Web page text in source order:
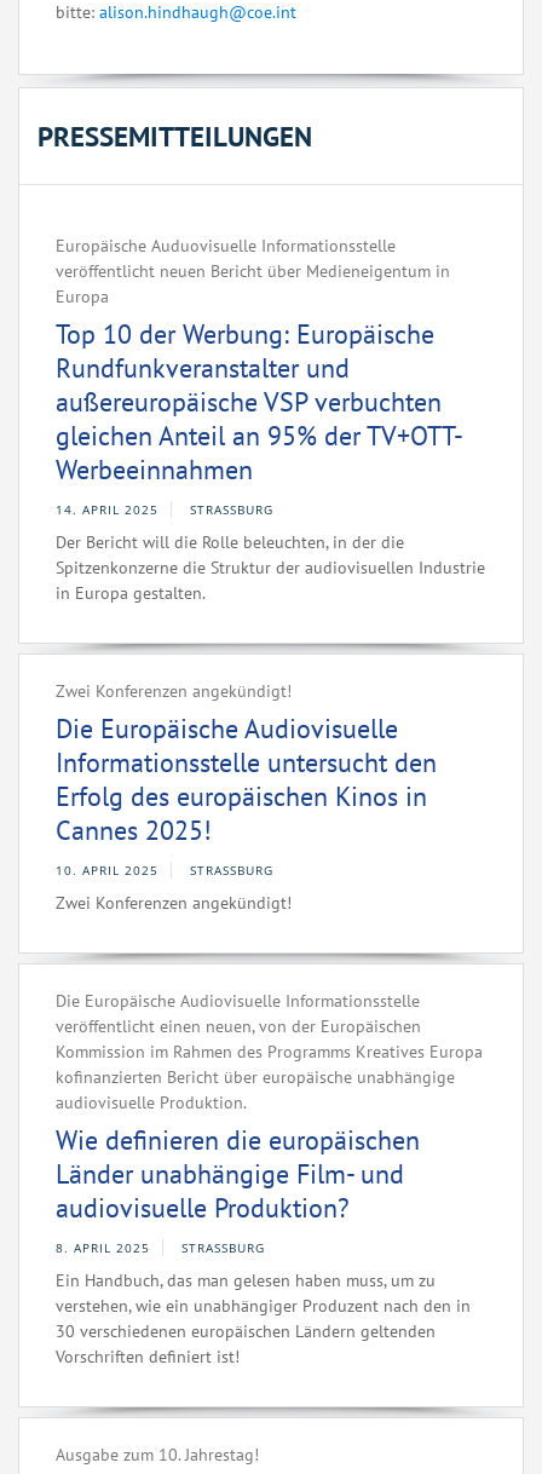
bitte: alison.hindhaugh@coe.int
PRESSEMITTEILUNGEN
Europäische Auduovisuelle Informationsstelle
veröffentlicht neuen Bericht über Medieneigentum in
Europa
Top 10 der Werbung: Europäische
Rundfunkveranstalter und
außereuropäische VSP verbuchten
gleichen Anteil an 95% der TV+OTT-
Werbeeinnahmen
14. APRIL 2025 STRASSBURG
Der Bericht will die Rolle beleuchten, in der die
Spitzenkonzerne die Struktur der audiovisuellen Industrie
in Europa gestalten.
Zwei Konferenzen angekündigt!
Die Europäische Audiovisuelle
Informationsstelle untersucht den
Erfolg des europäischen Kinos in
Cannes 2025!
10. APRIL 2025 STRASSBURG
Zwei Konferenzen angekündigt!
Die Europäische Audiovisuelle Informationsstelle
veröffentlicht einen neuen, von der Europäischen
Kommission im Rahmen des Programms Kreatives Europa
kofinanzierten Bericht über europäische unabhängige
audiovisuelle Produktion.
Wie definieren die europäischen
Länder unabhängige Film- und
audiovisuelle Produktion?
8. APRIL 2025 STRASSBURG
Ein Handbuch, das man gelesen haben muss, um zu
verstehen, wie ein unabhängiger Produzent nach den in
30 verschiedenen europäischen Ländern geltenden
Vorschriften definiert ist!
Ausgabe zum 10. Jahrestag!